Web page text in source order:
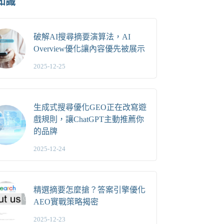
破解AI搜尋摘要演算法，AI
Overview優化讓內容優先被展示
2025-12-25
生成式搜尋優化GEO正在改寫遊
戲規則，讓ChatGPT主動推薦你
的品牌
2025-12-24
精選摘要怎麼搶？答案引擎優化
AEO實戰策略揭密
2025-12-23